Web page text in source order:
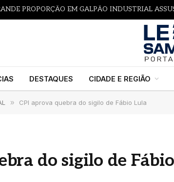
DESTAQUES CIDADE E REGIÃO
» CPI aprova quebra do sigilo de Fábio Lula
do sigilo de